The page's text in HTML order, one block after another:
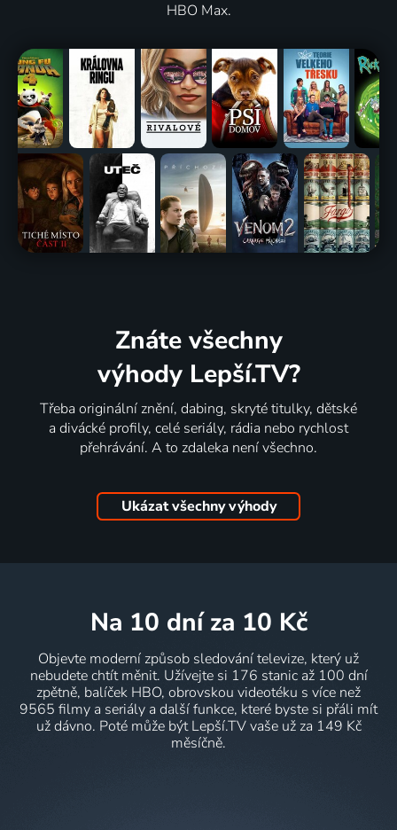
HBO Max.
Znáte všechny
výhody Lepší.TV?
Třeba originální znění, dabing, skryté titulky, dětské
a divácké profily, celé seriály, rádia nebo rychlost
přehrávání. A to zdaleka není všechno.
Ukázat všechny výhody
na 10 dní za 10 Kč
Objevte moderní způsob sledování televize, který už
nebudete chtít měnit. Užívejte si 176 stanic až 100 dní
zpětně, balíček HBO, obrovskou videotéku s více než
9565 filmy a seriály a další funkce, které byste si přáli mít
už dávno. Poté může být Lepší.TV vaše už za 149 Kč
měsíčně.